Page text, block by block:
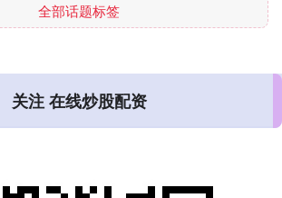
全部话题标签
关注 在线炒股配资